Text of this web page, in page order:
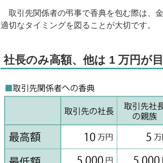
取引先関係者の弔事で香典を包む際は、
適切なタイミングを図ることが大切です。
社長のみ高額、他は 1 万円が